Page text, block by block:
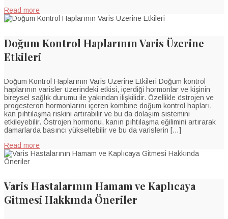
Read more
Doğum Kontrol Haplarının Varis Üzerine
Etkileri
Doğum Kontrol Haplarının Varis Üzerine Etkileri Doğum kontrol
haplarının varisler üzerindeki etkisi, içerdiği hormonlar ve kişinin
bireysel sağlık durumu ile yakından ilişkilidir. Özellikle östrojen ve
progesteron hormonlarını içeren kombine doğum kontrol hapları,
kan pıhtılaşma riskini artırabilir ve bu da dolaşım sistemini
etkileyebilir. Östrojen hormonu, kanın pıhtılaşma eğilimini artırarak
damarlarda basıncı yükseltebilir ve bu da varislerin […]
Read more
Varis Hastalarının Hamam ve Kaplıcaya
Gitmesi Hakkında Öneriler